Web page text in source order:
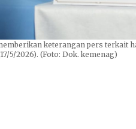
keterangan pers terkait
5/2026). (Foto: Dok. kemenag)